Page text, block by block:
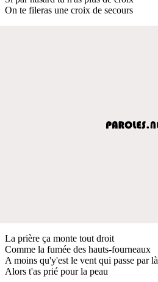
On te fileras une croix de secours
La prière ça monte tout droit
Comme la fumée des hauts-fourneaux
A moins qu'y'est le vent qui passe par là
Alors t'as prié pour la peau